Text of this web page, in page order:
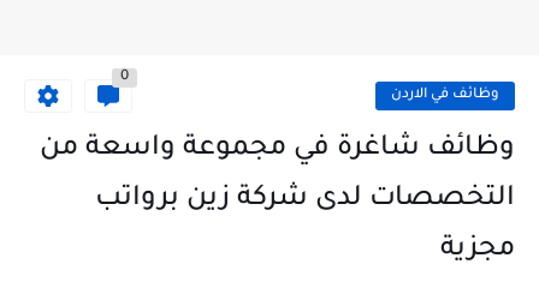
وظائف في الاردن
0
وظائف شاغرة في مجموعة واسعة من
التخصصات لدى شركة زين برواتب
مجزية